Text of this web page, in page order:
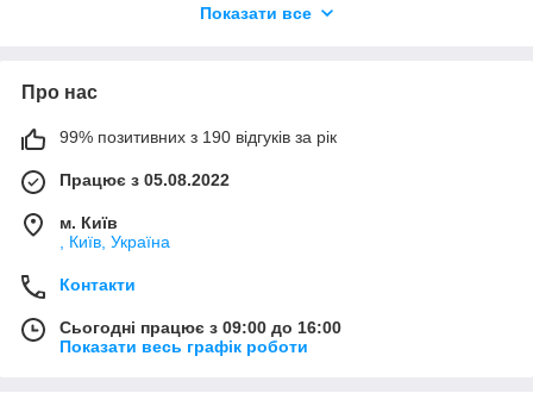
які допомагають малюкам розвивати слух і відчуття
сприяють розвитку дрібної моторики і координації рухів,
Чому варто обрати наші іграшки для малят:
Безпека і якість:Ми пропонуємо іграшки,
найвищих стандартів якості. 🛡️🏆
стимуляції допитливості і розвитку різних навичок у
Емоційна радість:Кожна іграшка приносить
позитивні емоції і радість, створюючи захоплюючі
Показати все
Про нас
99% позитивних з 190 відгуків за рік
Працює з 05.08.2022
м. Київ
, Київ, Україна
Контакти
Сьогодні працює з 09:00 до 16:00
Показати весь графік роботи